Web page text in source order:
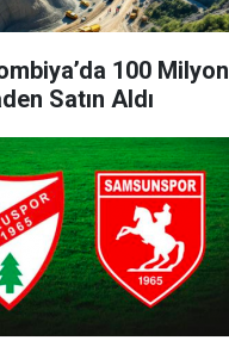
100 Milyon
Satın Aldı